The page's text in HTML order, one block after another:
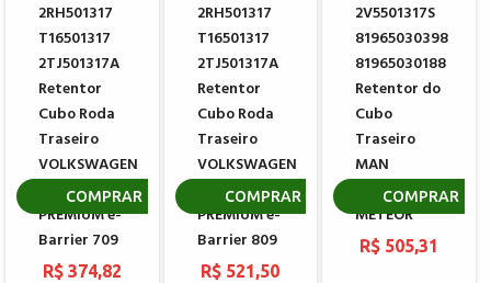
2RH501317
T16501317
2TJ501317A
Retentor
Cubo Roda
Traseiro
VOLKSWAGEN
PREMIUM e-
Barrier 709
R$ 374,82
COMPRAR
2RH501317
T16501317
2TJ501317A
Retentor
Cubo Roda
Traseiro
VOLKSWAGEN
VW SUPER
PREMIUM e-
Barrier 809
R$ 521,50
COMPRAR
2V5501317S
81965030398
81965030188
Retentor do
Cubo
Traseiro
MAN
VOLKSWAGEN
METEOR
R$ 505,31
COMPRAR